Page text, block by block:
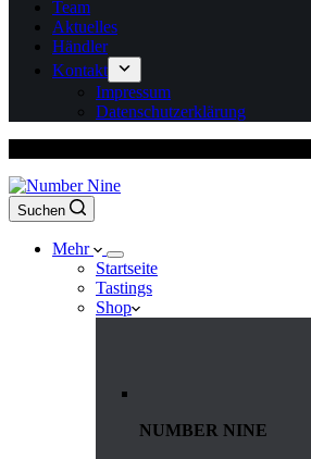
Team
Aktuelles
Händler
Kontakt
Impressum
Datenschutzerklärung
Suchen
Mehr
Startseite
Tastings
Shop
NUMBER NINE